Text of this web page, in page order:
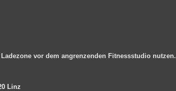
vor dem angrenzenden Fitnessstudio nutzen.
Linz